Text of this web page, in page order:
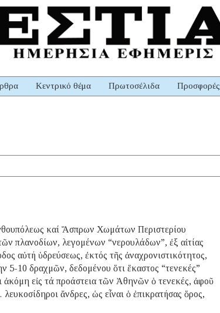
Κεντρικό θέμα Πρωτοσέλιδα Προσφορές
καί Ἄσπρων Χωμάτων Περιστερίου
πλανοδίων, λεγομένων “νερουλάδων”, ἐξ αἰτίας
αὐτή ὑδρεύσεως, ἐκτός τῆς ἀναχρονιστικότητος,
5-10 δραχμῶν, δεδομένου ὅτι ἕκαστος “τενεκές”
ἀκόμη εἰς τά προάστεια τῶν Ἀθηνῶν ὁ τενεκές, ἀφοῦ
ἄνδρες, ὡς εἶναι ὁ ἐπικρατήσας ὅρος,